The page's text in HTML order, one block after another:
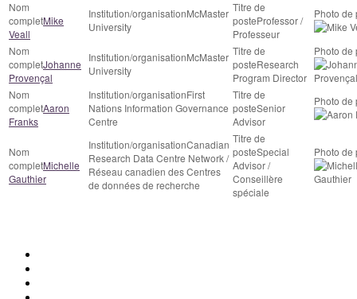
Mike
Veall
McMaster
University
Professor /
Professeur
Johanne
Provençal
McMaster
University
Research
Program Director
Aaron
Franks
First
Nations Information Governance
Centre
Senior
Advisor
Michelle
Gauthier
Canadian
Research Data Centre Network /
Réseau canadien des Centres
de données de recherche
Special
Advisor /
Conseillère
spéciale